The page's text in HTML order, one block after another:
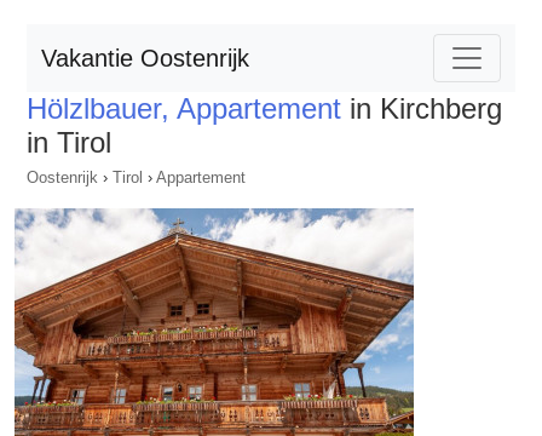
Vakantie Oostenrijk
Hölzlbauer, Appartement in Kirchberg
in Tirol
Oostenrijk › Tirol › Appartement